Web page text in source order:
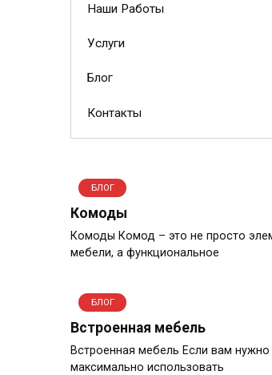
Наши Работы
Услуги
Блог
Контакты
БЛОГ
Комоды
Комоды Комод – это не просто
мебели, а функциональное
БЛОГ
Встроенная мебель
Встроенная мебель Если вам нужно
максимально использовать